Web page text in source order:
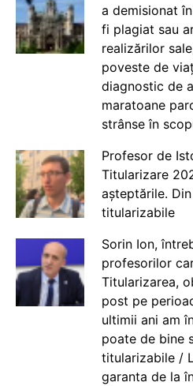
a demisionat
fi plagiat sau
realizărilor
poveste de
diagnostic de
maratoane
strânse în
Profesor de
Titularizare
așteptările.
titularizabile
Sorin Ion,
profesorilor
Titularizarea,
post pe
ultimii ani am
poate de bine
titularizabile /
garanta de la